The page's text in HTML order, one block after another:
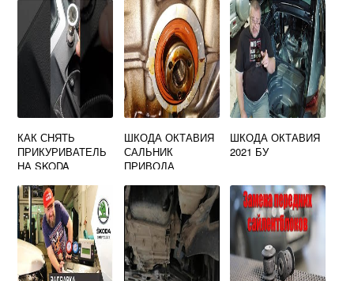
ШКОДА РАПИД
КАК СНЯТЬ
ПРИКУРИВАТЕЛЬ
НА SKODA
ШКОДА ОКТАВИЯ
САЛЬНИК
ПРИВОДА
ШКОДА ОКТАВИЯ
2021 БУ